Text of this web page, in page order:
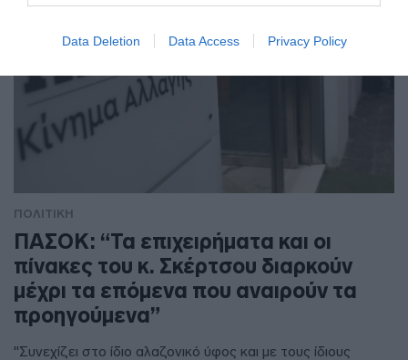
Data Deletion Data Access Privacy Policy
ΠΟΛΙΤΙΚΗ
ΠΑΣΟΚ: “Τα επιχειρήματα και οι
πίνακες του κ. Σκέρτσου διαρκούν
μέχρι τα επόμενα που αναιρούν τα
προηγούμενα”
"Συνεχίζει στο ίδιο αλαζονικό ύφος και με τους ίδιους